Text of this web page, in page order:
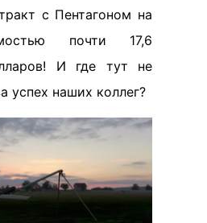
с Пентагоном на
почти 17,6
И где тут не
успех наших коллег?